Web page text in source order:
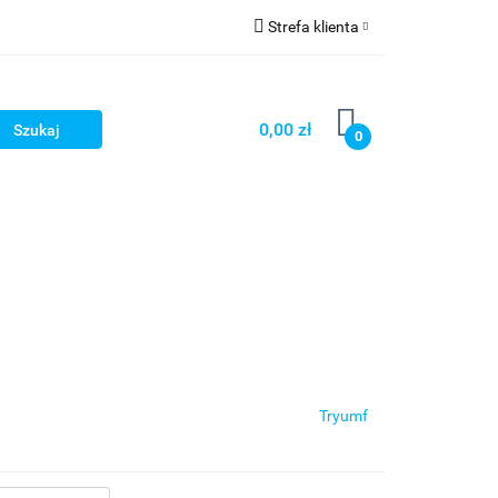
Strefa klienta
Zarejestruj się
Dodaj zgłoszenie
0,00 zł 0
Tryumf